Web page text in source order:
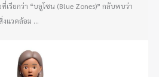
รียกว่า “บลูโซน (Blue Zones)” กลับพบว่า
แวดล้อม ...